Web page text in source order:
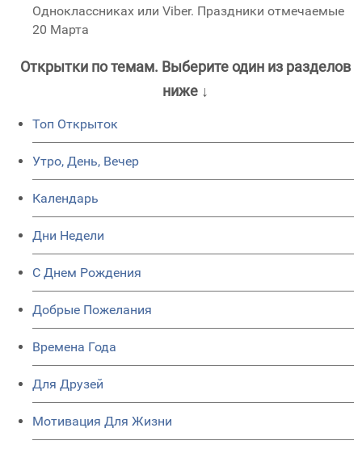
Одноклассниках или Viber. Праздники отмечаемые
20 Марта
Открытки по темам. Выберите один из разделов
ниже ↓
Топ Открыток
Утро, День, Вечер
Календарь
Дни Недели
C Днем Рождения
Добрые Пожелания
Времена Года
Для Друзей
Мотивация Для Жизни